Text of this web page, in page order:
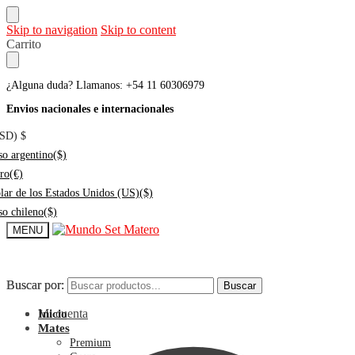
Skip to navigation Skip to content
Carrito
¿Alguna duda? Llamanos: +54 11 60306979
Envios nacionales e internacionales
$
argentino($)
(€)
de los Estados Unidos (US)($)
chileno($)
MENU
Buscar por: Buscar
Mi cuenta
Buscar por: Buscar
Inicio
Mates
Premium